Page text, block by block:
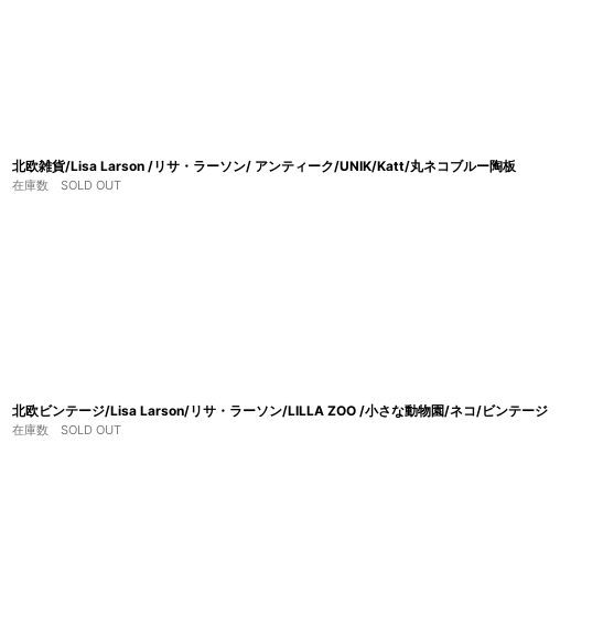
北欧雑貨/Lisa Larson /リサ・ラーソン/ アンティーク/UNIK/Katt/丸ネコブルー陶板
在庫数 SOLD OUT
北欧ビンテージ/Lisa Larson/リサ・ラーソン/LILLA ZOO /小さな動物園/ネコ/ビンテージ
在庫数 SOLD OUT